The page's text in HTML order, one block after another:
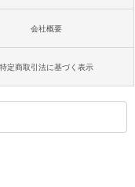
会社概要
特定商取引法に基づく表示